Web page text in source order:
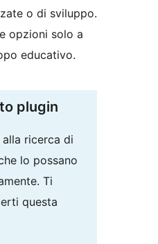
o di sviluppo.
opzioni solo a
educativo.
plugin
ricerca di
lo possano
Ti
questa